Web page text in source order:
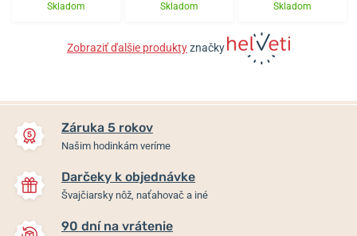
Skladom Skladom Skladom
Zobraziť ďalšie produktyznačky
Záruka 5 rokov
Našim hodinkám veríme
Darčeky k objednávke
Švajčiarsky nôž, naťahovač a iné
90 dní na vrátenie